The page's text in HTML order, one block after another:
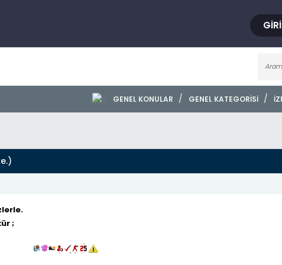
/
GENEL KATEGORISI
/
GENEL KONULAR
.)
;